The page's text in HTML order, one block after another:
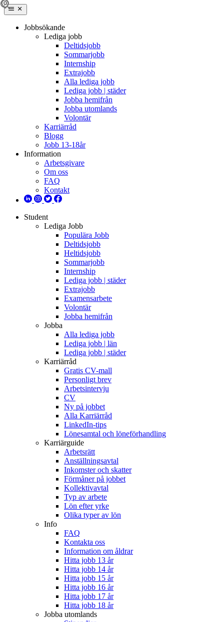
Jobbsökande
Lediga jobb
Deltidsjobb
Sommarjobb
Internship
Extrajobb
Alla lediga jobb
Lediga jobb | städer
Jobba hemifrån
Jobba utomlands
Volontär
Karriärråd
Blogg
Jobb 13-18år
Information
Arbetsgivare
Om oss
FAQ
Kontakt
Student
Lediga Jobb
Populära Jobb
Deltidsjobb
Heltidsjobb
Sommarjobb
Internship
Lediga jobb | städer
Extrajobb
Examensarbete
Volontär
Jobba hemifrån
Jobba
Alla lediga jobb
Lediga jobb | län
Lediga jobb | städer
Karriärråd
Gratis CV-mall
Personligt brev
Arbetsintervju
CV
Ny på jobbet
Alla Karriärråd
LinkedIn-tips
Lönesamtal och löneförhandling
Karriärguide
Arbetsrätt
Anställningsavtal
Inkomster och skatter
Förmåner på jobbet
Kollektivavtal
Typ av arbete
Lön efter yrke
Olika typer av lön
Info
FAQ
Kontakta oss
Information om åldrar
Hitta jobb 13 år
Hitta jobb 14 år
Hitta jobb 15 år
Hitta jobb 16 år
Hitta jobb 17 år
Hitta jobb 18 år
Jobba utomlands